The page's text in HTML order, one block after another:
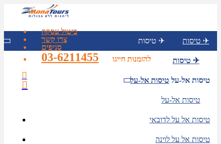
ביטול עסקה
צרו קשר
סניפים
להזמנות חייגו
03-6211455
טיסות ✈ טיסות ✈
טיסות ✈
טיסות אל-על טיסות אל-על
טיסות אל-על
טיסות אל על לדובאי
טיסות אל על לוינה